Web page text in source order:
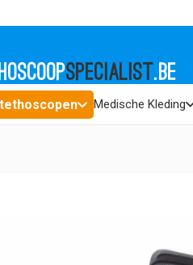
SPECIALIST.BE
Medische Kleding